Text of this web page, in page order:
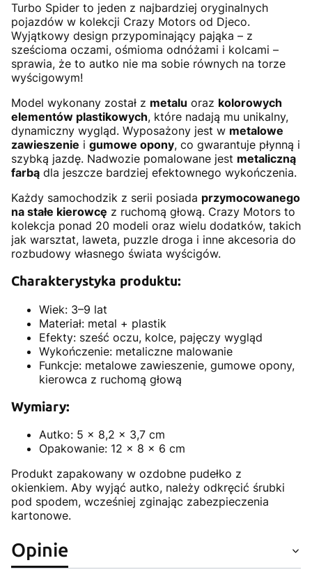
Turbo Spider to jeden z najbardziej oryginalnych
pojazdów w kolekcji Crazy Motors od Djeco.
Wyjątkowy design przypominający pająka – z
sześcioma oczami, ośmioma odnóżami i kolcami –
sprawia, że to autko nie ma sobie równych na torze
wyścigowym!
Model wykonany został z metalu oraz kolorowych
elementów plastikowych, które nadają mu unikalny,
dynamiczny wygląd. Wyposażony jest w metalowe
zawieszenie i gumowe opony, co gwarantuje płynną i
szybką jazdę. Nadwozie pomalowane jest metaliczną
farbą dla jeszcze bardziej efektownego wykończenia.
Każdy samochodzik z serii posiada przymocowanego
na stałe kierowcę z ruchomą głową. Crazy Motors to
kolekcja ponad 20 modeli oraz wielu dodatków, takich
jak warsztat, laweta, puzzle droga i inne akcesoria do
rozbudowy własnego świata wyścigów.
Charakterystyka produktu:
Wiek: 3–9 lat
Materiał: metal + plastik
Efekty: sześć oczu, kolce, pajęczy wygląd
Wykończenie: metaliczne malowanie
Funkcje: metalowe zawieszenie, gumowe opony,
kierowca z ruchomą głową
Wymiary:
Autko: 5 x 8,2 x 3,7 cm
Opakowanie: 12 x 8 x 6 cm
Produkt zapakowany w ozdobne pudełko z
okienkiem. Aby wyjąć autko, należy odkręcić śrubki
pod spodem, wcześniej zginając zabezpieczenia
kartonowe.
Opinie